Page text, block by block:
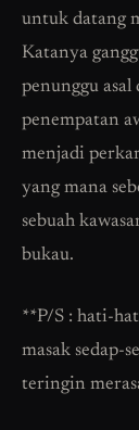
untuk datang
Katanya
penunggu
penempatan
menjadi
yang mana
sebuah
bukau.
**P/S : hati-
masak sedap-
teringin